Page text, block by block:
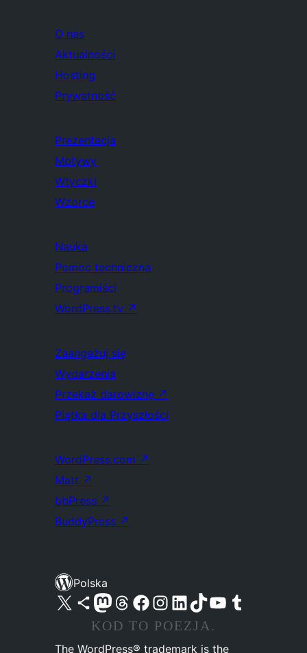
O nas
Aktualności
Hosting
Prywatność
Prezentacja
Motywy
Wtyczki
Wzorce
Nauka
Pomoc techniczna
Programiści
WordPress.tv ↗
Zaangażuj się
Wydarzenia
Przekaż darowiznę ↗
Piątka dla Przyszłości
WordPress.com ↗
Matt ↗
bbPress ↗
BuddyPress ↗
Polska
Odwiedź nasze konto X (dawniej Twitter)
Odwiedź nasze konto Bluesky
Odwiedź nasze konto na Mastodoncie
Odwiedź naszego Threadsa
Odwiedź naszego Facebooka
Odwiedź nasze konto na Instagramie
Odwiedź nasze konto na LinkedIn
Odwiedź naszego TikToka
Odwiedź nasz kanał YouTube
Odwiedź naszego Tumblra
KOD TO POEZJA.
The WordPress® trademark is the